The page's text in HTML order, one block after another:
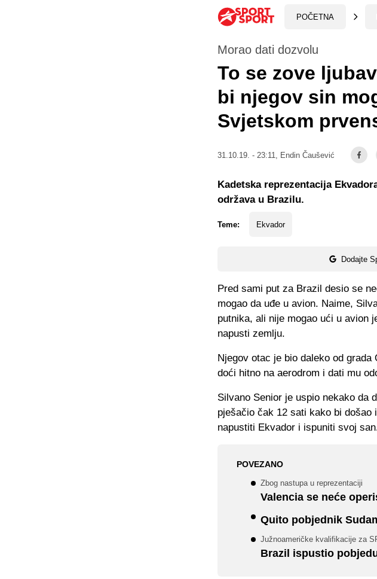
POČETNA
Morao dati dozvolu
To se zove
bi njegov sin
Svjetskom
31.10.19. - 23:11, Endin Čaušević
Teme: Ekvador
Dodajte
Kadetska reprezentacija
održava u Brazilu.
Pred sami put za Brazil desio se
mogao da uđe u avion. Naime,
putnika, ali nije mogao ući u avion
napusti zemlju.
Njegov otac je bio daleko od
doći hitno na aerodrom i dati mu
Silvano Senior je uspio nekako da
pješačio čak 12 sati kako bi došao
napustiti Ekvador i ispuniti svoj
POVEZANO
Zbog nastupa u reprezentaciji
Valencia se neće
Quito pobjednik
Južnoameričke kvalifikacije za
Brazil ispustio